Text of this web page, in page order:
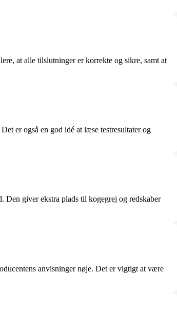
at alle tilslutninger er korrekte og sikre, samt at
er også en god idé at læse testresultater og
Den giver ekstra plads til kogegrej og redskaber
anvisninger nøje. Det er vigtigt at være